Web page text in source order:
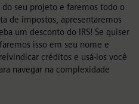
seu projeto e faremos todo o
de impostos, apresentaremos
um desconto do IRS! Se quiser
isso em seu nome e
créditos e usá-los você
navegar na complexidade